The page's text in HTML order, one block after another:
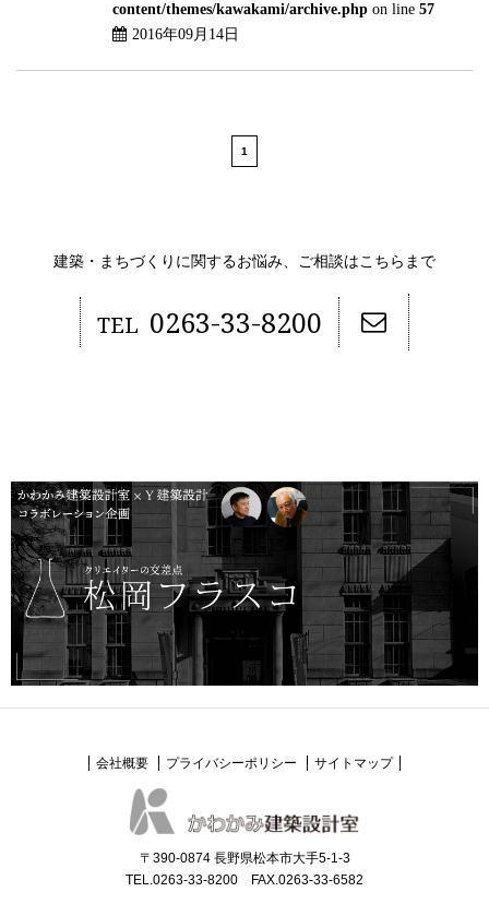
content/themes/kawakami/archive.phpon line 57
2016年09月14日
1
建築・まちづくりに関するお悩み、ご相談はこちらまで
TEL 0263-33-8200
会社概要 プライバシーポリシー サイトマップ
〒390-0874 長野県松本市大手5-1-3
TEL.0263-33-8200 FAX.0263-33-6582